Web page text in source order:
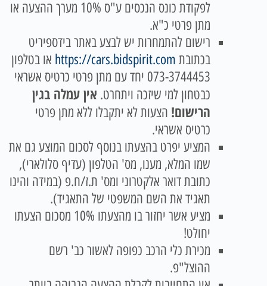
לפקודת כונס הנכסים ע"ס 10% מערך ההצעה או
מתן פרטי כ"א.
רישום להתמחרות יש לבצע באתר בידספיריט
בכתובת https://cars.bidspirit.com או בטלפון
073-3744453 יחד עם מתן פרטי כרטיס אשראי
כבטחון למי שיזכה ויתחרט. אין עמלה בגין
הרישום! הצעות לא יתקבלו ללא מתן פרטי
כרטיס אשראי.
המציע יפרט בהצעתו בנוסף לסכום המוצע גם את
שמו המלא, מענו, מס' הטלפון (עדיף סלולארי),
כתובת דואר אלקטרוני ומס' ת.ז/ח.פ (במידה והינו
תאגיד את השם המשפטי של התאגיד).
מציע אשר יחזור בו מהצעתו 10% מסכום הצעתו
יחולט!
מכירת כלי הרכב כפופה לאשור כב' רשם
ההוצל"פ.